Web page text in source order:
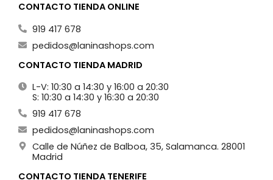
CONTACTO TIENDA ONLINE
919 417 678
pedidos@laninashops.com
CONTACTO TIENDA MADRID
L-V: 10:30 a 14:30 y 16:00 a 20:30
S: 10:30 a 14:30 y 16:30 a 20:30
919 417 678
pedidos@laninashops.com
Calle de Núñez de Balboa, 35, Salamanca. 28001
Madrid
CONTACTO TIENDA TENERIFE